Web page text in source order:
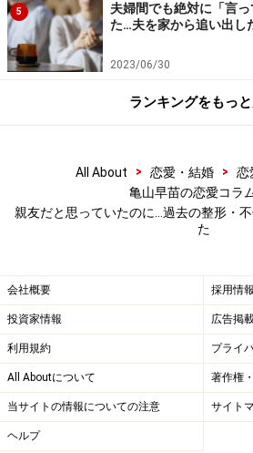
あわててエイコさんを帰宅させた
は気まずい空気が流れていく。
よ。私、一重の目がイヤだったか
た。ヘンなオヤジと不倫していた
はバツイチ男性とつきあってい
た。とにかく人に言わなくてもい
親友だと思っていた彼女にバラさ
翌日、彼女はエイコさんに直接会
イコさんは「酔っていて覚えてい
の友人からは、「エイコはヤスヨ
ョックだったんじゃない？ あの子
ら」と言われた。
5
夫婦間でも絶対に「言
た…夫を家から追い出し
2023/06/30
ランキングをもっ
All About > 恋愛・結婚 > 恋
亀山早苗の恋愛コラ
親友だと思っていたのに…過去の整形・
た
会社概要 採用情報
投資家情報 広告掲
利用規約 プライ
All Aboutについて 著作権
当サイトの情報についての注意 サイト
ヘルプ